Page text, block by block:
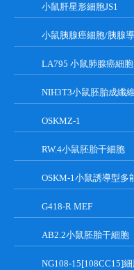
小鼠肝星形細胞JS1
LA795 小鼠肺腺癌細胞
OSKMZ-1
RW.4小鼠胚胎干細胞
G418-R MEF
AB2.2小鼠胚胎干細胞